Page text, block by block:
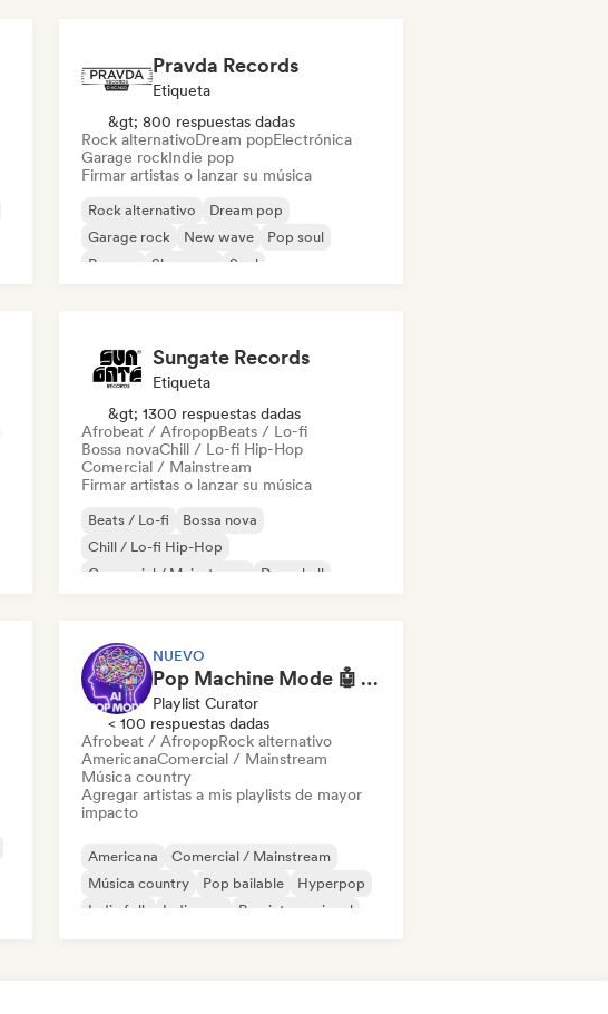
Pravda Records
Etiqueta
&gt; 800 respuestas dadas
Rock alternativoDream popElectrónica
Garage rockIndie pop
Firmar artistas o lanzar su música
Rock alternativo
Dream pop
Garage rock
New wave
Pop soul
Reggae
Shoegaze Soul
Sungate Records
Etiqueta
&gt; 1300 respuestas dadas
Afrobeat / AfropopBeats / Lo-fi
Bossa novaChill / Lo-fi Hip-Hop
Comercial / Mainstream
Firmar artistas o lanzar su música
Beats / Lo-fi
Bossa nova
Chill / Lo-fi Hip-Hop
Comercial / Mainstream
Dancehall
NUEVO
Pop Machine Mode 🤖 AI Music, Indie Pop & Dream Pop
Playlist Curator
< 100 respuestas dadas
Afrobeat / AfropopRock alternativo
AmericanaComercial / Mainstream
Música country
Agregar artistas a mis playlists de mayor
impacto
Americana
Comercial / Mainstream
Música country
Pop bailable
Hyperpop
Indie folk
Indie pop Pop internacional